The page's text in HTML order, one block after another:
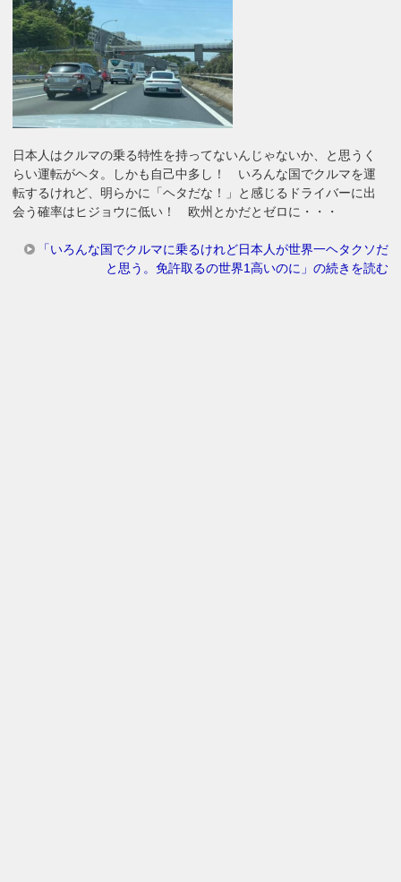
日本人はクルマの乗る特性を持ってないんじゃないか、と思うく
らい運転がヘタ。しかも自己中多し！ いろんな国でクルマを運
転するけれど、明らかに「ヘタだな！」と感じるドライバーに出
会う確率はヒジョウに低い！ 欧州とかだとゼロに・・・
「いろんな国でクルマに乗るけれど日本人が世界一ヘタクソだ
と思う。免許取るの世界1高いのに」の続きを読む